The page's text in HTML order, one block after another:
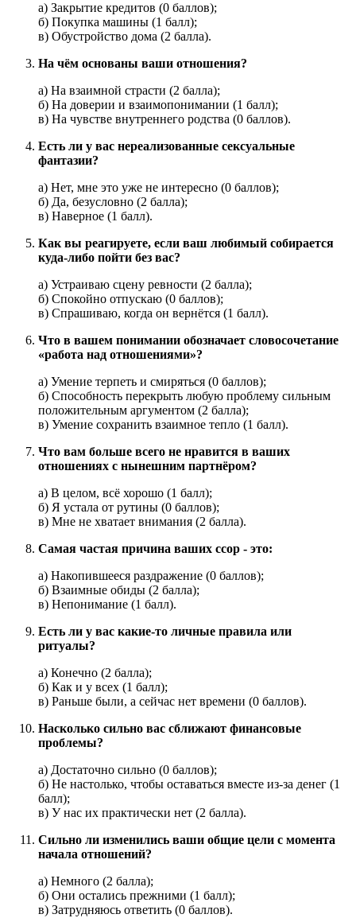
а) Закрытие кредитов (0 баллов);
б) Покупка машины (1 балл);
в) Обустройство дома (2 балла).
На чём основаны ваши отношения?
а) На взаимной страсти (2 балла);
б) На доверии и взаимопонимании (1 балл);
в) На чувстве внутреннего родства (0 баллов).
Есть ли у вас нереализованные сексуальные
фантазии?
а) Нет, мне это уже не интересно (0 баллов);
б) Да, безусловно (2 балла);
в) Наверное (1 балл).
Как вы реагируете, если ваш любимый собирается
куда-либо пойти без вас?
а) Устраиваю сцену ревности (2 балла);
б) Спокойно отпускаю (0 баллов);
в) Спрашиваю, когда он вернётся (1 балл).
Что в вашем понимании обозначает словосочетание
«работа над отношениями»?
а) Умение терпеть и смиряться (0 баллов);
б) Способность перекрыть любую проблему сильным
положительным аргументом (2 балла);
в) Умение сохранить взаимное тепло (1 балл).
Что вам больше всего не нравится в ваших
отношениях с нынешним партнёром?
а) В целом, всё хорошо (1 балл);
б) Я устала от рутины (0 баллов);
в) Мне не хватает внимания (2 балла).
Самая частая причина ваших ссор - это:
а) Накопившееся раздражение (0 баллов);
б) Взаимные обиды (2 балла);
в) Непонимание (1 балл).
Есть ли у вас какие-то личные правила или
ритуалы?
а) Конечно (2 балла);
б) Как и у всех (1 балл);
в) Раньше были, а сейчас нет времени (0 баллов).
Насколько сильно вас сближают финансовые
проблемы?
а) Достаточно сильно (0 баллов);
б) Не настолько, чтобы оставаться вместе из-за денег (1
балл);
в) У нас их практически нет (2 балла).
Сильно ли изменились ваши общие цели с момента
начала отношений?
а) Немного (2 балла);
б) Они остались прежними (1 балл);
в) Затрудняюсь ответить (0 баллов).